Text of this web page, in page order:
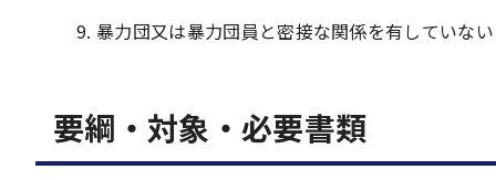
暴力団又は暴力団員と密接な関係を有していない
要綱・対象・必要書類